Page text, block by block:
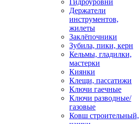
Гидроуровни
Держатели
инструментов,
жилеты
Заклёпочники
Зубила, пики, керн
Кельмы, гладилки,
мастерки
Киянки
Клещи, пассатижи
Ключи гаечные
Ключи разводные/
газовые
Ковш строительный,